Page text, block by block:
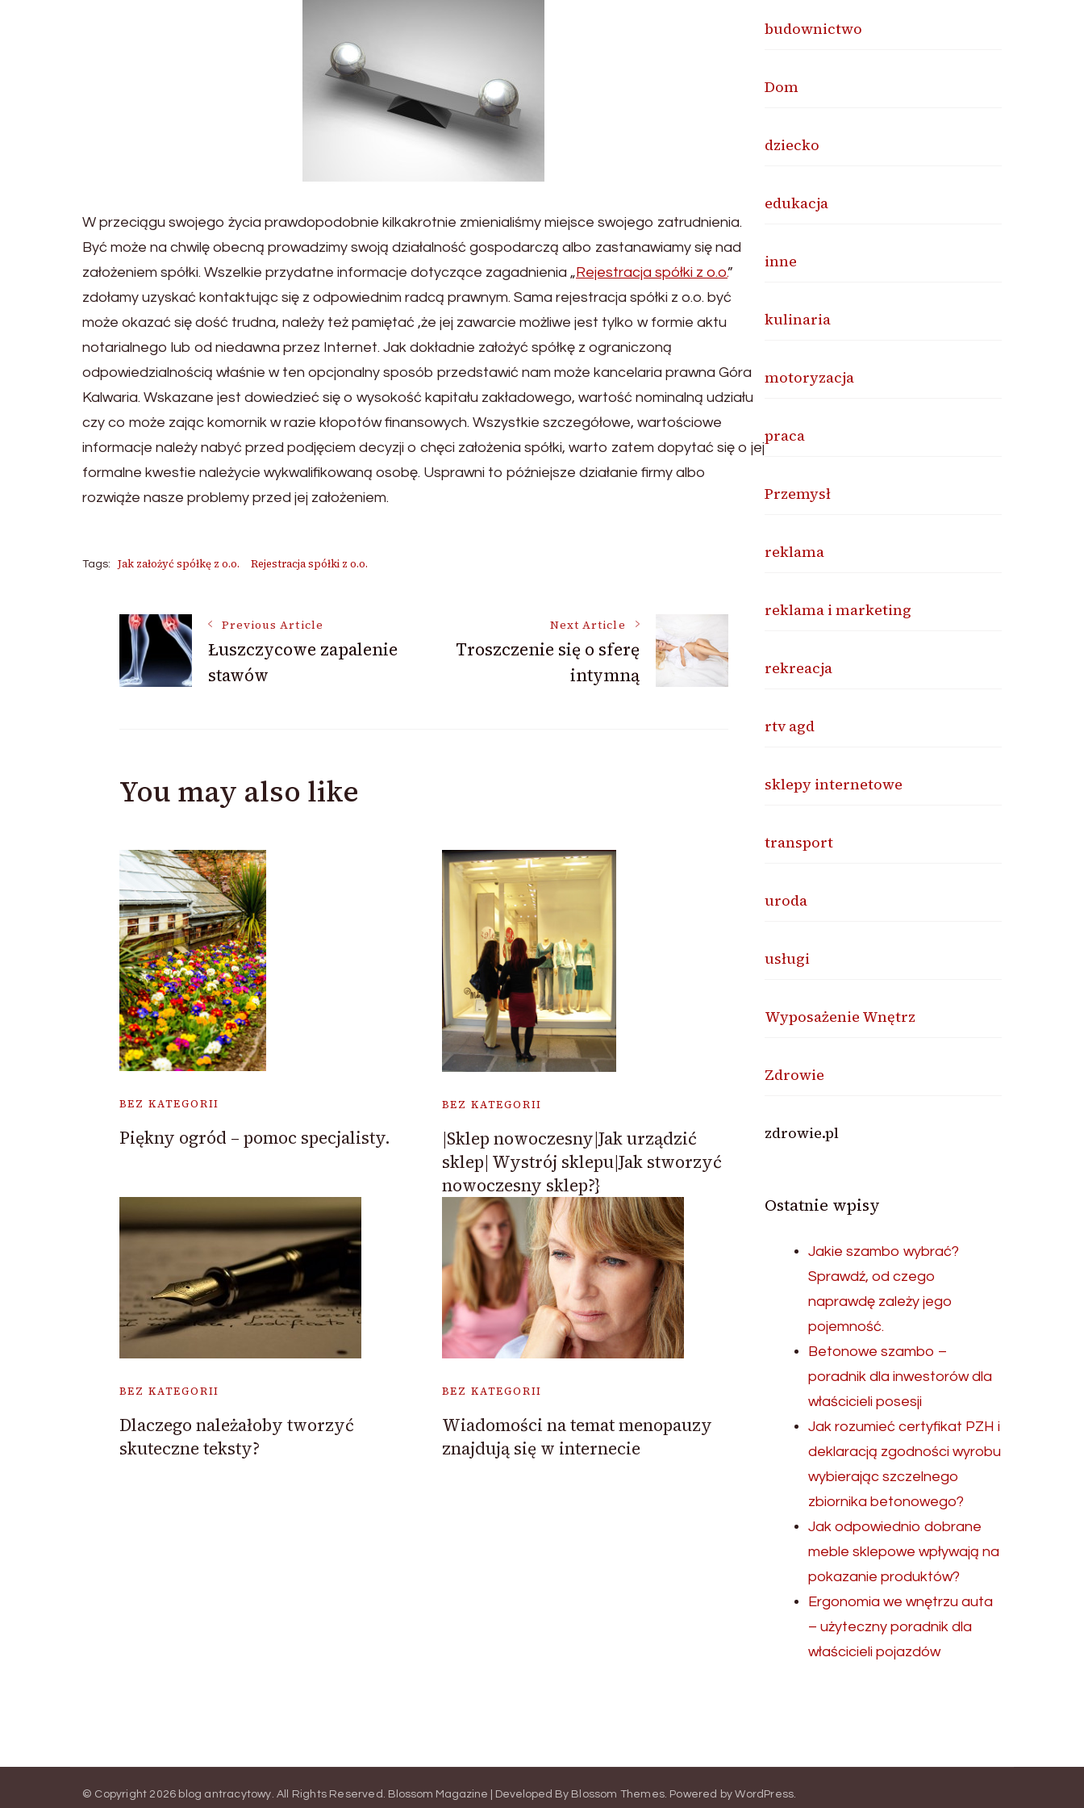
W przeciągu swojego życia prawdopodobnie kilkakrotnie zmienialiśmy miejsce swojego zatrudnienia.
Być może na chwilę obecną prowadzimy swoją działalność gospodarczą albo zastanawiamy się nad
założeniem spółki. Wszelkie przydatne informacje dotyczące zagadnienia „Rejestracja spółki z o.o.”
zdołamy uzyskać kontaktując się z odpowiednim radcą prawnym. Sama rejestracja spółki z o.o. być
może okazać się dość trudna, należy też pamiętać ,że jej zawarcie możliwe jest tylko w formie aktu
notarialnego lub od niedawna przez Internet. Jak dokładnie założyć spółkę z ograniczoną
odpowiedzialnością właśnie w ten opcjonalny sposób przedstawić nam może kancelaria prawna Góra
Kalwaria. Wskazane jest dowiedzieć się o wysokość kapitału zakładowego, wartość nominalną udziału
czy co może zając komornik w razie kłopotów finansowych. Wszystkie szczegółowe, wartościowe
informacje należy nabyć przed podjęciem decyzji o chęci założenia spółki, warto zatem dopytać się o jej
formalne kwestie należycie wykwalifikowaną osobę. Usprawni to późniejsze działanie firmy albo
rozwiąże nasze problemy przed jej założeniem.
Tags: Jak założyć spółkę z o.o. Rejestracja spółki z o.o.
Post
Navigation
Previous Article
Łuszczycowe zapalenie
stawów
Next Article
Troszczenie się o sferę
intymną
You may also like
BEZ KATEGORII
Piękny ogród – pomoc specjalisty.
BEZ KATEGORII
|Sklep nowoczesny|Jak urządzić
sklep| Wystrój sklepu|Jak stworzyć
nowoczesny sklep?}
BEZ KATEGORII
Dlaczego należałoby tworzyć
skuteczne teksty?
BEZ KATEGORII
Wiadomości na temat menopauzy
znajdują się w internecie
budownictwo
Dom
dziecko
edukacja
inne
kulinaria
motoryzacja
praca
Przemysł
reklama
reklama i marketing
rekreacja
rtv agd
sklepy internetowe
transport
uroda
usługi
Wyposażenie Wnętrz
Zdrowie
zdrowie.pl
Ostatnie wpisy
Jakie szambo wybrać?
Sprawdź, od czego
naprawdę zależy jego
pojemność.
Betonowe szambo –
poradnik dla inwestorów dla
właścicieli posesji
Jak rozumieć certyfikat PZH i
deklaracją zgodności wyrobu
wybierając szczelnego
zbiornika betonowego?
Jak odpowiednio dobrane
meble sklepowe wpływają na
pokazanie produktów?
Ergonomia we wnętrzu auta
– użyteczny poradnik dla
właścicieli pojazdów
© Copyright 2026 blog antracytowy. All Rights Reserved. Blossom Magazine | Developed By Blossom Themes. Powered byWordPress.